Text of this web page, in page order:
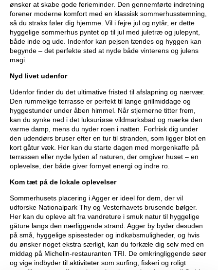
ønsker at skabe gode ferieminder. Den gennemførte indretning
forener moderne komfort med en klassisk sommerhusstemning,
så du straks føler dig hjemme. Vil i fejre jul og nytår, er dette
hyggelige sommerhus pyntet op til jul med juletræ og julepynt,
både inde og ude. Indenfor kan pejsen tændes og hyggen kan
begynde – det perfekte sted at nyde både vinterens og julens
magi.
Nyd livet udenfor
Udenfor finder du det ultimative fristed til afslapning og nærvær.
Den rummelige terrasse er perfekt til lange grillmiddage og
hyggestunder under åben himmel. Når stjernerne titter frem,
kan du synke ned i det luksuriøse vildmarksbad og mærke den
varme damp, mens du nyder roen i natten. Forfrisk dig under
den udendørs bruser efter en tur til stranden, som ligger blot en
kort gåtur væk. Her kan du starte dagen med morgenkaffe på
terrassen eller nyde lyden af naturen, der omgiver huset – en
oplevelse, der både giver fornyet energi og indre ro.
Kom tæt på de lokale oplevelser
Sommerhusets placering i Agger er ideel for dem, der vil
udforske Nationalpark Thy og Vesterhavets brusende bølger.
Her kan du opleve alt fra vandreture i smuk natur til hyggelige
gåture langs den nærliggende strand. Agger by byder desuden
på små, hyggelige spisesteder og indkøbsmuligheder, og hvis
du ønsker noget ekstra særligt, kan du forkæle dig selv med en
middag på Michelin-restauranten TRI. De omkringliggende søer
og vige indbyder til aktiviteter som surfing, fiskeri og roligt